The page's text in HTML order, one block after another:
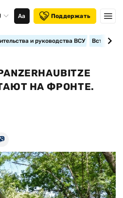
Аа Поддержать
и руководства ВСУ
НА ФРОНТЕ.